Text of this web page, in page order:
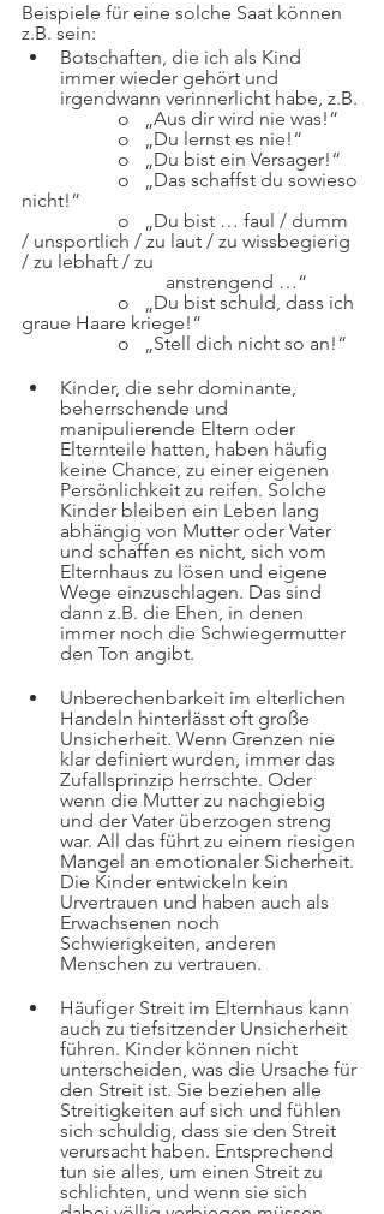
Beispiele für eine solche Saat können
z.B. sein:
Botschaften, die ich als Kind
immer wieder gehört und
irgendwann verinnerlicht habe, z.B.
		o   „Aus dir wird nie was!“
		o   „Du lernst es nie!“
		o   „Du bist ein Versager!“
nicht!“
/ unsportlich / zu laut / zu wissbegierig
/ zu lebhaft / zu
anstrengend …“
graue Haare kriege!“
		o   „Stell dich nicht so an!“
Kinder, die sehr dominante,
beherrschende und
manipulierende Eltern oder
Elternteile hatten, haben häufig
keine Chance, zu einer eigenen
Persönlichkeit zu reifen. Solche
Kinder bleiben ein Leben lang
abhängig von Mutter oder Vater
und schaffen es nicht, sich vom
Elternhaus zu lösen und eigene
Wege einzuschlagen. Das sind
dann z.B. die Ehen, in denen
immer noch die Schwiegermutter
den Ton angibt.
Unberechenbarkeit im elterlichen
Handeln hinterlässt oft große
Unsicherheit. Wenn Grenzen nie
klar definiert wurden, immer das
Zufallsprinzip herrschte. Oder
wenn die Mutter zu nachgiebig
und der Vater überzogen streng
war. All das führt zu einem riesigen
Mangel an emotionaler Sicherheit.
Die Kinder entwickeln kein
Urvertrauen und haben auch als
Erwachsenen noch
Schwierigkeiten, anderen
Menschen zu vertrauen.
Häufiger Streit im Elternhaus kann
auch zu tiefsitzender Unsicherheit
führen. Kinder können nicht
unterscheiden, was die Ursache für
den Streit ist. Sie beziehen alle
Streitigkeiten auf sich und fühlen
sich schuldig, dass sie den Streit
verursacht haben. Entsprechend
tun sie alles, um einen Streit zu
schlichten, und wenn sie sich